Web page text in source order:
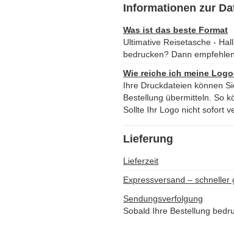
Informationen zur
Was ist das beste Format
Ultimative Reisetasche -
bedrucken? Dann
Wie reiche ich meine
Ihre Druckdateien können
Bestellung übermitteln. So
Sollte Ihr Logo nicht sofort
Lieferung
Lieferzeit
Expressversand – schneller
Sendungsverfolgung
Sobald Ihre Bestellung